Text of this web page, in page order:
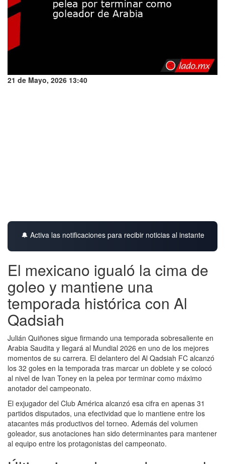
21 de Mayo, 2026 13:40
🔔 Activa las notificaciones para recibir noticias al instante
El mexicano igualó la cima de
goleo y mantiene una
temporada histórica con Al
Qadsiah
Julián Quiñones sigue firmando una temporada sobresaliente en
Arabia Saudita y llegará al Mundial 2026 en uno de los mejores
momentos de su carrera. El delantero del Al Qadsiah FC alcanzó
los 32 goles en la temporada tras marcar un doblete y se colocó
al nivel de Ivan Toney en la pelea por terminar como máximo
anotador del campeonato.
El exjugador del Club América alcanzó esa cifra en apenas 31
partidos disputados, una efectividad que lo mantiene entre los
atacantes más productivos del torneo. Además del volumen
goleador, sus anotaciones han sido determinantes para mantener
al equipo entre los protagonistas del campeonato.